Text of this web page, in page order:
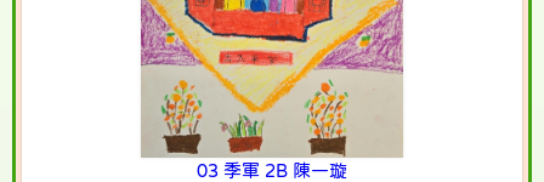
03 季軍 2B 陳一璇